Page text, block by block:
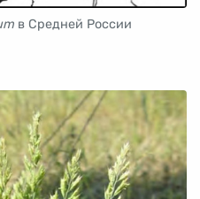
в Средней России